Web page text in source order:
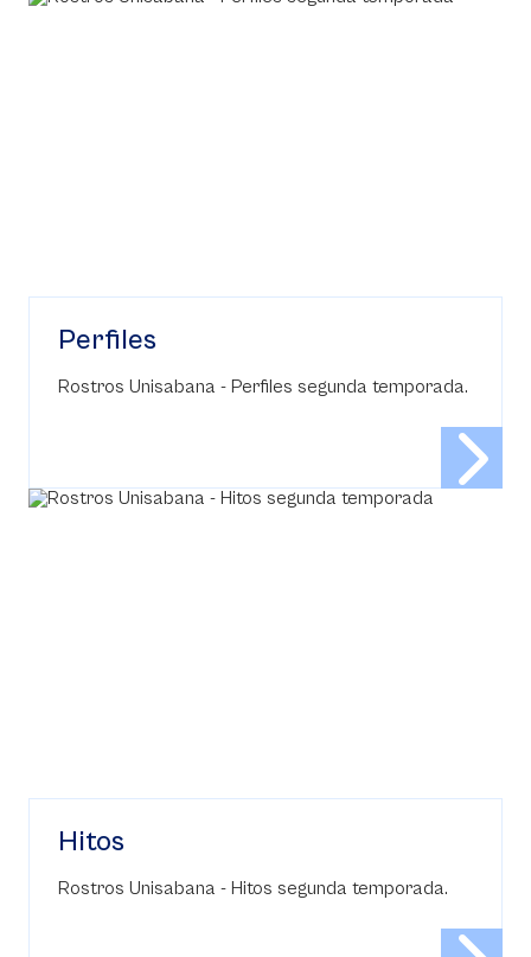
Perfiles
Rostros Unisabana - Perfiles segunda temporada.
Hitos
Rostros Unisabana - Hitos segunda temporada.